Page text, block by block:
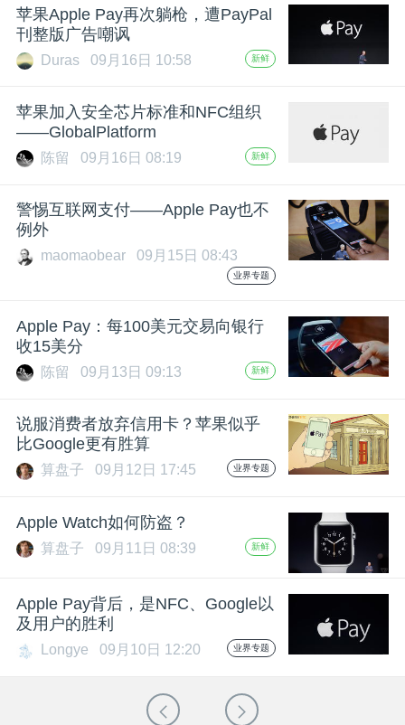
苹果Apple Pay再次躺枪，遭PayPal
刊整版广告嘲讽
Duras 09月16日 10:58 新鲜
苹果加入安全芯片标准和NFC组织
——GlobalPlatform
陈留 09月16日 08:19 新鲜
警惕互联网支付——Apple Pay也不
例外
maomaobear 09月15日 08:43
业界专题
Apple Pay：每100美元交易向银行
收15美分
陈留 09月13日 09:13 新鲜
说服消费者放弃信用卡？苹果似乎
比Google更有胜算
算盘子 09月12日 17:45 业界专题
Apple Watch如何防盗？
算盘子 09月11日 08:39 新鲜
Apple Pay背后，是NFC、Google以
及用户的胜利
Longye 09月10日 12:20 业界专题